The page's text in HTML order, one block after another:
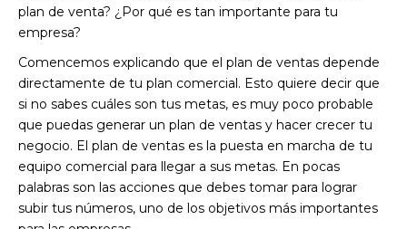
plan de venta? ¿Por qué es tan importante para tu
empresa?
Comencemos explicando que el plan de ventas depende
directamente de tu plan comercial. Esto quiere decir que
si no sabes cuáles son tus metas, es muy poco probable
que puedas generar un plan de ventas y hacer crecer tu
negocio. El plan de ventas es la puesta en marcha de tu
equipo comercial para llegar a sus metas. En pocas
palabras son las acciones que debes tomar para lograr
subir tus números, uno de los objetivos más importantes